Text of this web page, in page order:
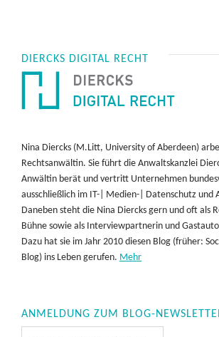
DIERCKS DIGITAL RECHT
Nina Diercks (M.Litt, University of Aberdeen)
Rechtsanwältin. Sie führt die Anwaltskanzlei
Anwältin berät und vertritt Unternehmen
ausschließlich im IT-| Medien-| Datenschutz und
Daneben steht die Nina Diercks gern und oft als
Bühne sowie als Interviewpartnerin und
Dazu hat sie im Jahr 2010 diesen Blog (früher:
Blog) ins Leben gerufen. Mehr
ANMELDUNG ZUM BLOG-